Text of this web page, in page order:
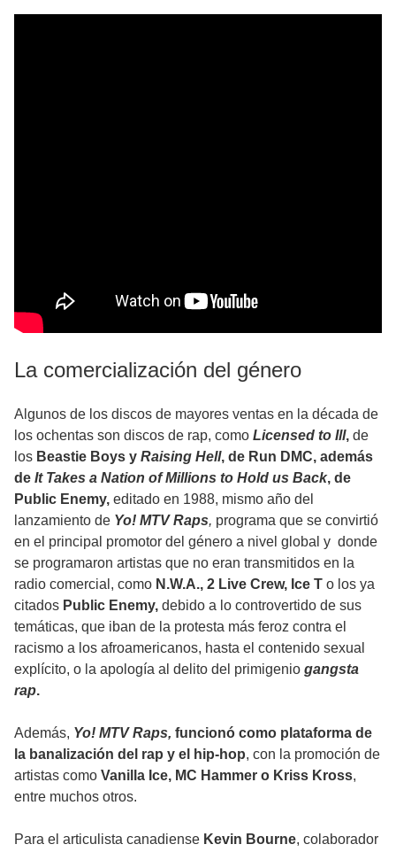
La comercialización del género
Algunos de los discos de mayores ventas en la década de
los ochentas son discos de rap, como Licensed to Ill, de
los Beastie Boys y Raising Hell, de Run DMC, además
de It Takes a Nation of Millions to Hold us Back, de
Public Enemy, editado en 1988, mismo año del
lanzamiento de Yo! MTV Raps, programa que se convirtió
en el principal promotor del género a nivel global y donde
se programaron artistas que no eran transmitidos en la
radio comercial, como N.W.A., 2 Live Crew, Ice T o los ya
citados Public Enemy, debido a lo controvertido de sus
temáticas, que iban de la protesta más feroz contra el
racismo a los afroamericanos, hasta el contenido sexual
explícito, o la apología al delito del primigenio gangsta
rap.
Además, Yo! MTV Raps, funcionó como plataforma de
la banalización del rap y el hip-hop, con la promoción de
artistas como Vanilla Ice, MC Hammer o Kriss Kross,
entre muchos otros.
Para el articulista canadiense Kevin Bourne, colaborador